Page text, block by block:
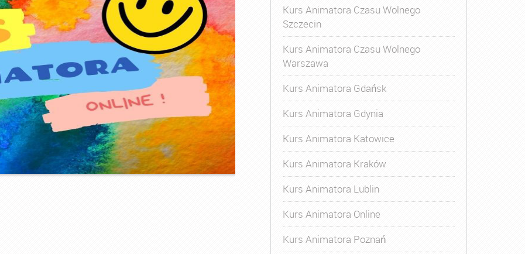
Kurs Animatora Czasu Wolnego
Szczecin
Kurs Animatora Czasu Wolnego
Warszawa
Kurs Animatora Gdańsk
Kurs Animatora Gdynia
Kurs Animatora Katowice
Kurs Animatora Kraków
Kurs Animatora Lublin
Kurs Animatora Online
Kurs Animatora Poznań